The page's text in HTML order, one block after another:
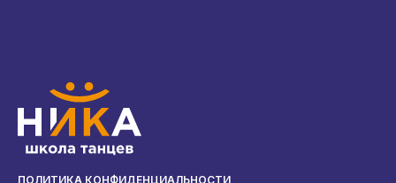
ПОЛИТИКА КОНФИДЕНЦИАЛЬНОСТИ